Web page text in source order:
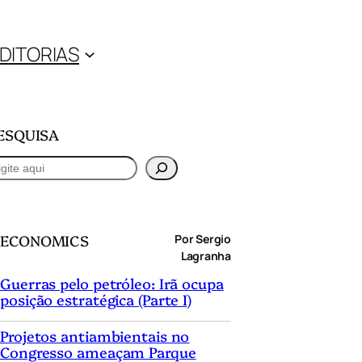
ECONOMICS
Por Sergio
Lagranha
Guerras pelo petróleo: Irã ocupa
posição estratégica (Parte I)
Projetos antiambientais no
Congresso ameaçam Parque